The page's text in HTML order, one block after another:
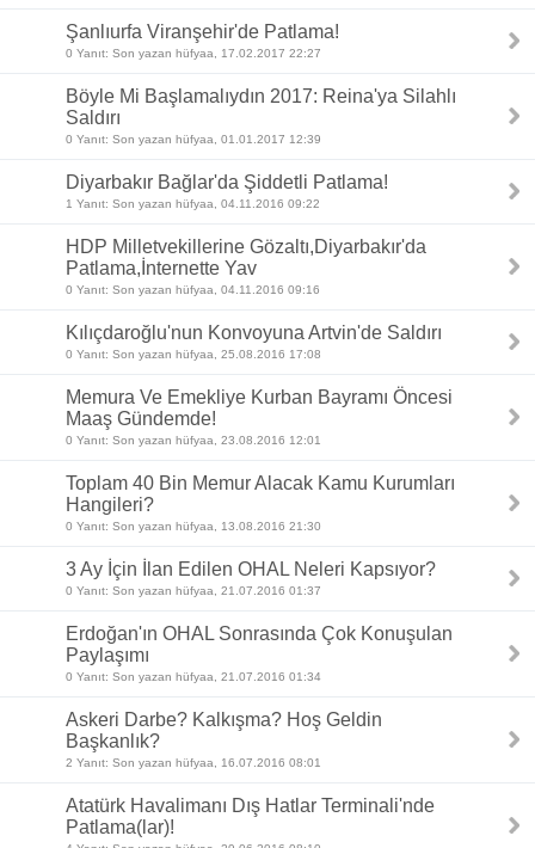
Şanlıurfa Viranşehir'de Patlama!
0 Yanıt: Son yazan hüfyaa, 17.02.2017 22:27
Böyle Mi Başlamalıydın 2017: Reina'ya Silahlı
Saldırı
0 Yanıt: Son yazan hüfyaa, 01.01.2017 12:39
Diyarbakır Bağlar'da Şiddetli Patlama!
1 Yanıt: Son yazan hüfyaa, 04.11.2016 09:22
HDP Milletvekillerine Gözaltı,Diyarbakır'da
Patlama,İnternette Yav
0 Yanıt: Son yazan hüfyaa, 04.11.2016 09:16
Kılıçdaroğlu'nun Konvoyuna Artvin'de Saldırı
0 Yanıt: Son yazan hüfyaa, 25.08.2016 17:08
Memura Ve Emekliye Kurban Bayramı Öncesi
Maaş Gündemde!
0 Yanıt: Son yazan hüfyaa, 23.08.2016 12:01
Toplam 40 Bin Memur Alacak Kamu Kurumları
Hangileri?
0 Yanıt: Son yazan hüfyaa, 13.08.2016 21:30
3 Ay İçin İlan Edilen OHAL Neleri Kapsıyor?
0 Yanıt: Son yazan hüfyaa, 21.07.2016 01:37
Erdoğan'ın OHAL Sonrasında Çok Konuşulan
Paylaşımı
0 Yanıt: Son yazan hüfyaa, 21.07.2016 01:34
Askeri Darbe? Kalkışma? Hoş Geldin
Başkanlık?
2 Yanıt: Son yazan hüfyaa, 16.07.2016 08:01
Atatürk Havalimanı Dış Hatlar Terminali'nde
Patlama(lar)!